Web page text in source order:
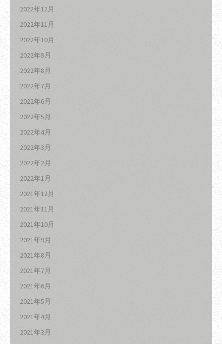
2022年12月
2022年11月
2022年10月
2022年9月
2022年8月
2022年7月
2022年6月
2022年5月
2022年4月
2022年3月
2022年2月
2022年1月
2021年12月
2021年11月
2021年10月
2021年9月
2021年8月
2021年7月
2021年6月
2021年5月
2021年4月
2021年3月